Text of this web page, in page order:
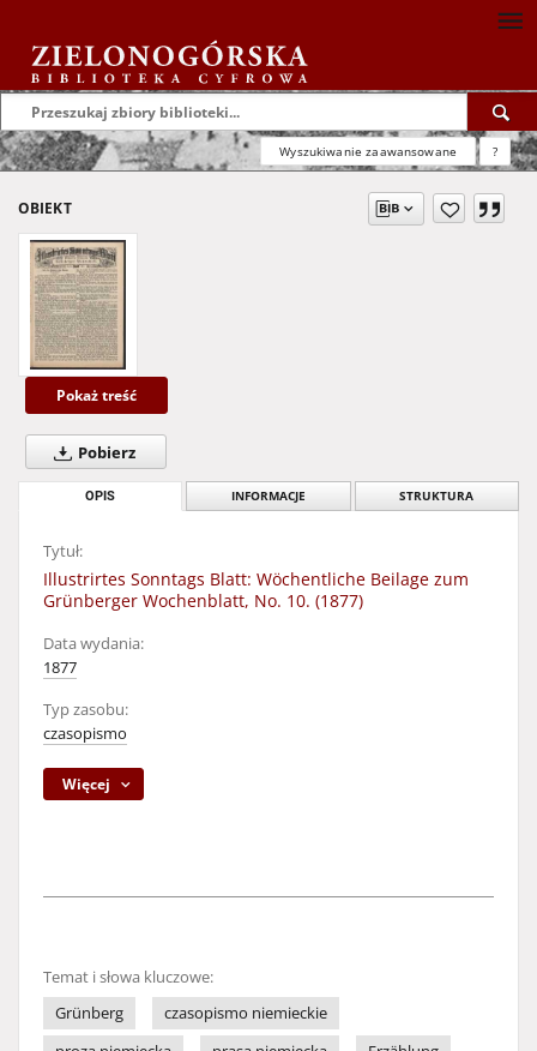
Wyszukiwanie zaawansowane ?
OBIEKT
Pokaż treść
Pobierz
OPIS INFORMACJE STRUKTURA
Tytuł:
Illustrirtes Sonntags Blatt: Wöchentliche Beilage zum
Grünberger Wochenblatt, No. 10. (1877)
Data wydania:
1877
Typ zasobu:
czasopismo
Więcej
Temat i słowa kluczowe:
Grünberg
czasopismo niemieckie